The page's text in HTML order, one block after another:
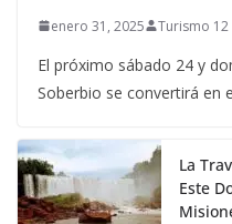
enero 31, 2025 Turismo 12
El próximo sábado 24 y
Soberbio se convertirá en
La
Este